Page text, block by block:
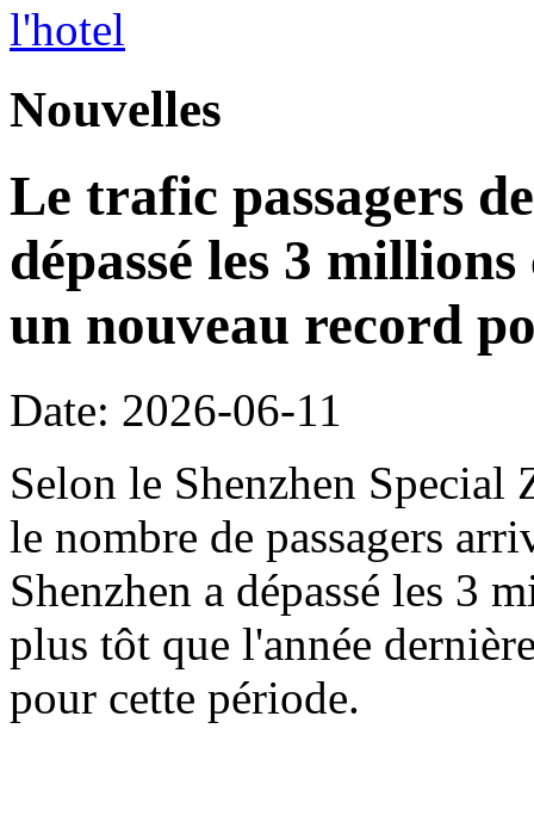
Nouvelles
Le trafic passagers
dépassé les 3
un nouveau record
Date: 2026-06-11
Selon le Shenzhen
le nombre de passagers
Shenzhen a dépassé les 3
plus tôt que l'année
pour cette période.